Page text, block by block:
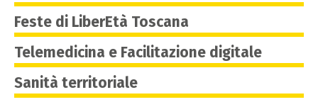
Feste di LiberEtà Toscana
Telemedicina e Facilitazione digitale
Sanità territoriale